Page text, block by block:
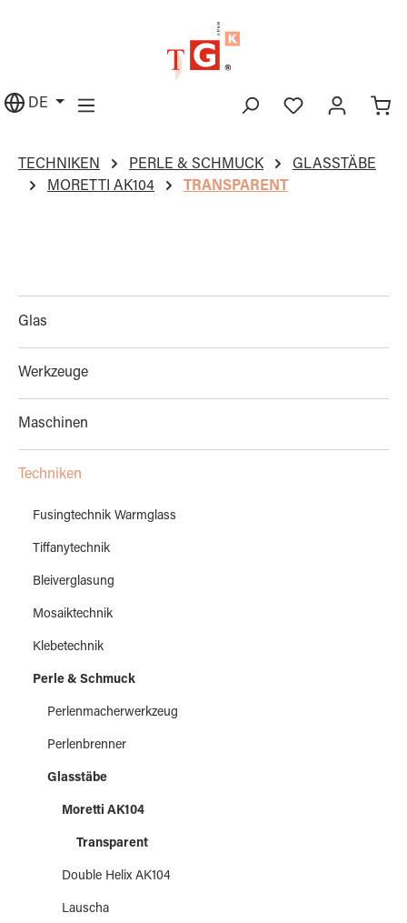
DE
TECHNIKEN PERLE & SCHMUCK
GLASSTÄBE
MORETTI AK104
TRANSPARENT
Glas
Werkzeuge
Maschinen
Techniken
Fusingtechnik Warmglass
Tiffanytechnik
Bleiverglasung
Mosaiktechnik
Klebetechnik
Perle & Schmuck
Perlenmacherwerkzeug
Perlenbrenner
Glasstäbe
Moretti AK104
Transparent
Double Helix AK104
Lauscha